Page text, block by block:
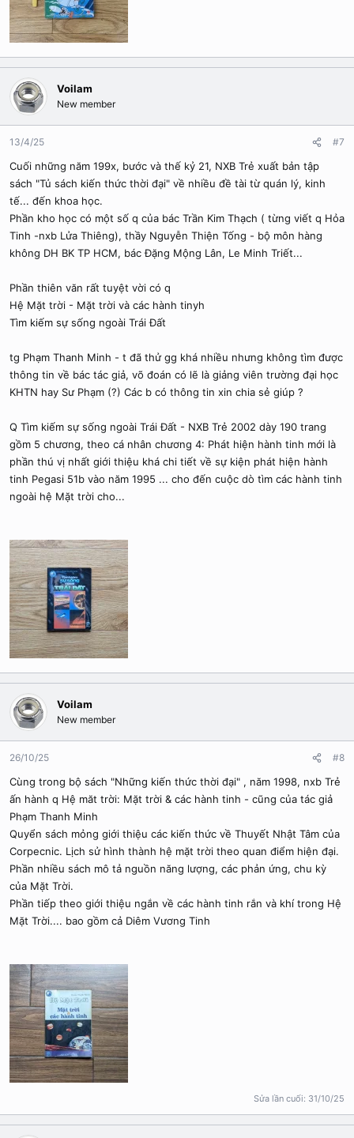
Voilam
New member
13/4/25 #7
Cuối những năm 199x, bước và thế kỷ 21, NXB Trẻ xuất bản tập
sách "Tủ sách kiến thức thời đại" về nhiều đề tài từ quán lý, kinh
tế... đến khoa học.
Phần kho học có một số q của bác Trần Kim Thạch ( từng viết q Hỏa
Tinh -nxb Lửa Thiêng), thầy Nguyễn Thiện Tống - bộ môn hàng
không DH BK TP HCM, bác Đặng Mộng Lân, Le Minh Triết...
Phần thiên văn rất tuyệt vời có q
Hệ Mặt trời - Mặt trời và các hành tinyh
Tìm kiếm sự sống ngoài Trái Đất
tg Phạm Thanh Minh - t đã thử gg khá nhiều nhưng không tìm được
thông tin về bác tác giả, võ đoán có lẽ là giảng viên trường đại học
KHTN hay Sư Phạm (?) Các b có thông tin xin chia sẻ giúp ?
Q Tìm kiếm sự sống ngoài Trái Đất - NXB Trẻ 2002 dày 190 trang
gồm 5 chương, theo cá nhân chương 4: Phát hiện hành tinh mới là
phần thú vị nhất giới thiệu khá chi tiết về sự kiện phát hiện hành
tinh Pegasi 51b vào năm 1995 ... cho đến cuộc dò tìm các hành tinh
ngoài hệ Mặt trời cho...
Voilam
New member
26/10/25 #8
Cùng trong bộ sách "Những kiến thức thời đại" , năm 1998, nxb Trẻ
ấn hành q Hệ măt trời: Mặt trời & các hành tinh - cũng của tác giả
Phạm Thanh Minh
Quyển sách mỏng giới thiệu các kiến thức về Thuyết Nhật Tâm của
Corpecnic. Lịch sử hình thành hệ mặt trời theo quan điểm hiện đại.
Phần nhiều sách mô tả nguồn năng lượng, các phản ứng, chu kỳ
của Mặt Trời.
Phần tiếp theo giới thiệu ngắn về các hành tinh rắn và khí trong Hệ
Mặt Trời.... bao gồm cả Diêm Vương Tinh
Sửa lần cuối: 31/10/25